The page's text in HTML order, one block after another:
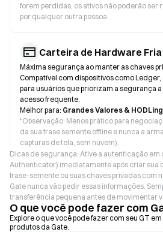
forem perdidas, os ativos não poderão ser
por qualquer outra pessoa.
Carteira de Hardware Fria
Máxima segurança ao manter as chaves
Compatível com dispositivos como
para usuários que priorizam a segurança
acesso frequente.
Melhor para: Grandes Valores & HODLing
*Observação: Menos prático para
da sua frase semente offline e nunca a
capturas de tela, sem nuvem).
Dicas de segurança: Ative a autenticação em
Authenticator) imediatamente após criar sua
frase-semente ou suas chaves privadas com
Gate nunca vão pedir essas informações.
transferência pequena antes de movimentar
O que você pode fazer com
Explore o que você pode fazer com seu GT
produtos da Gate.